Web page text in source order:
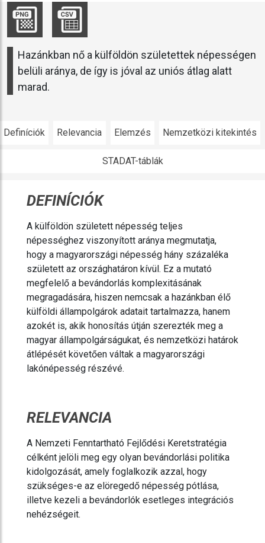
Hazánkban nő a külföldön születettek népességen
belüli aránya, de így is jóval az uniós átlag alatt
marad.
Definíciók Relevancia Elemzés Nemzetközi kitekintés
STADAT-táblák
DEFINÍCIÓK
A külföldön született népesség teljes
népességhez viszonyított aránya megmutatja,
hogy a magyarországi népesség hány százaléka
született az országhatáron kívül. Ez a mutató
megfelelő a bevándorlás komplexitásának
megragadására, hiszen nemcsak a hazánkban élő
külföldi állampolgárok adatait tartalmazza, hanem
azokét is, akik honosítás útján szerezték meg a
magyar állampolgárságukat, és nemzetközi határok
átlépését követően váltak a magyarországi
lakónépesség részévé.
RELEVANCIA
A Nemzeti Fenntartható Fejlődési Keretstratégia
célként jelöli meg egy olyan bevándorlási politika
kidolgozását, amely foglalkozik azzal, hogy
szükséges-e az elöregedő népesség pótlása,
illetve kezeli a bevándorlók esetleges integrációs
nehézségeit.